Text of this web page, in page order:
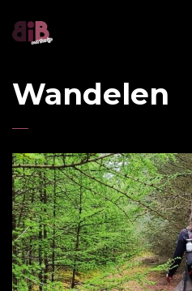
Wandelen